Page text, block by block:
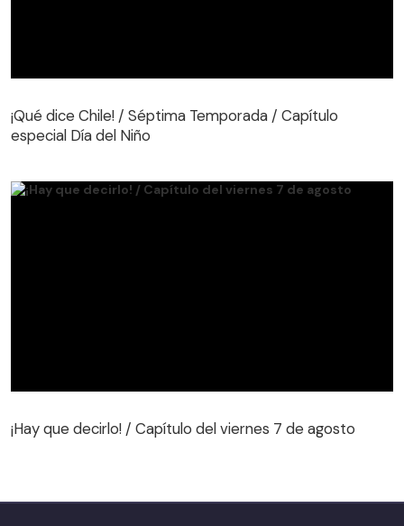
especial Día del Niño
¡Qué dice Chile! / Séptima Temporada / Capítulo
especial Día del Niño
¡Hay que decirlo! / Capítulo del viernes 7 de agosto